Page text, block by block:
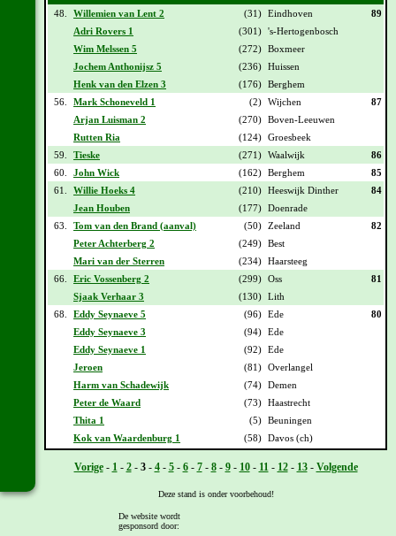
48. Willemien van Lent 2 (31) Eindhoven
89
Adri Rovers 1
(301) 's-Hertogenbosch
Wim Melssen 5
(272) Boxmeer
Jochem Anthonijsz 5
(236) Huissen
Henk van den Elzen 3
(176) Berghem
56.
Mark Schoneveld 1 (2) Wijchen
87
Arjan Luisman 2
(270) Boven-Leeuwen
Rutten Ria
(124) Groesbeek
59.
Tieske (271) Waalwijk
86
60.
John Wick (162) Berghem
85
61.
Willie Hoeks 4 (210) Heeswijk Dinther
84
Jean Houben
(177) Doenrade
63.
Tom van den Brand (aanval) (50) Zeeland
82
Peter Achterberg 2
(249) Best
Mari van der Sterren
(234) Haarsteeg
66.
Eric Vossenberg 2 (299) Oss
81
Sjaak Verhaar 3
(130) Lith
68.
Eddy Seynaeve 5 (96) Ede
80
Eddy Seynaeve 3
(94) Ede
Eddy Seynaeve 1
(92) Ede
Jeroen
(81) Overlangel
Harm van Schadewijk
(74) Demen
Peter de Waard
(73) Haastrecht
Thita 1
(5) Beuningen
Kok van Waardenburg 1
(58) Davos (ch)
Vorige- 1- 2- 3- 4- 5- 6- 7- 8- 9- 10- 11- 12- 13- Volgende
Deze stand is onder voorbehoud!
] - [Daguitslag etappe 19
De website wordt
gesponsord door: